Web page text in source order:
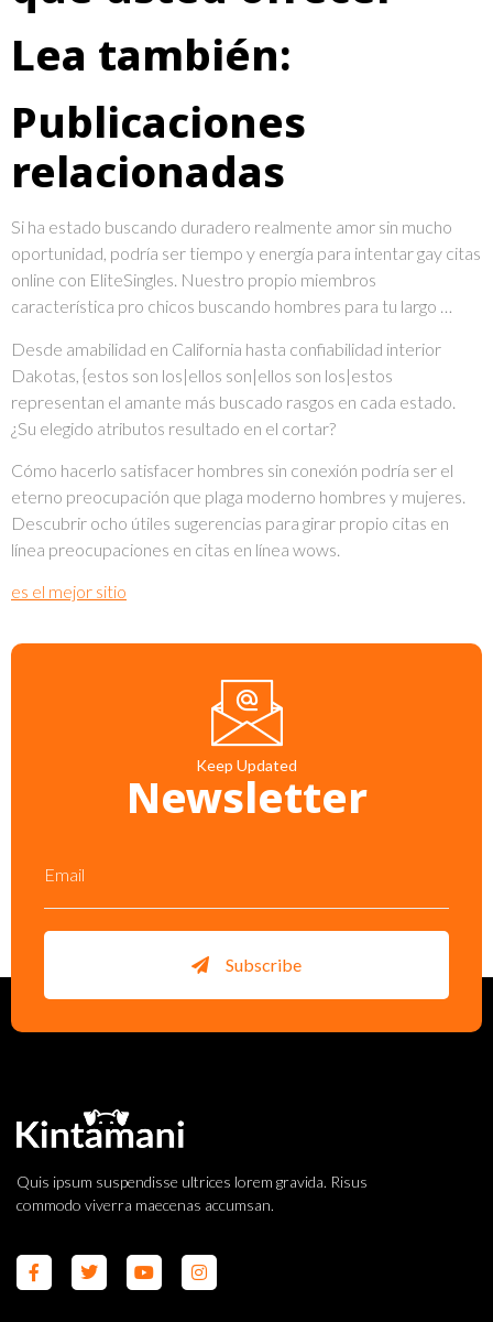
Lea también:
Publicaciones
relacionadas
Si ha estado buscando duradero realmente amor sin mucho
oportunidad, podría ser tiempo y energía para intentar gay citas
online con EliteSingles. Nuestro propio miembros
característica pro chicos buscando hombres para tu largo …
Desde amabilidad en California hasta confiabilidad interior
Dakotas, {estos son los|ellos son|ellos son los|estos
representan el amante más buscado rasgos en cada estado.
¿Su elegido atributos resultado en el cortar?
Cómo hacerlo satisfacer hombres sin conexión podría ser el
eterno preocupación que plaga moderno hombres y mujeres.
Descubrir ocho útiles sugerencias para girar propio citas en
línea preocupaciones en citas en línea wows.
es el mejor sitio
Keep Updated
Newsletter
Subscribe
Quis ipsum suspendisse ultrices lorem gravida. Risus
commodo viverra maecenas accumsan.